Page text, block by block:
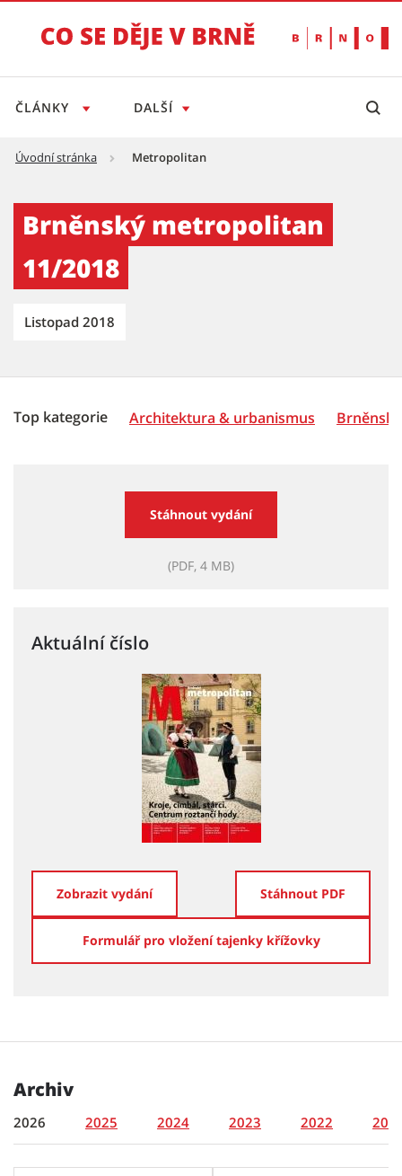
ČLÁNKY DALŠÍ
Úvodní stránka Metropolitan
Brněnský metropolitan
11/2018
Listopad 2018
Top kategorie Architektura & urbanismus
Stáhnout vydání
(PDF, 4 MB)
Aktuální číslo
Zobrazit vydání Stáhnout PDF
Formulář pro vložení tajenky křížovky
Archiv
2026 2025 2024 2023 2022